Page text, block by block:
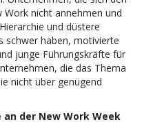
nicht annehmen und
und düstere
schwer haben, motivierte
junge Führungskräfte für
die das Thema
nicht über genügend
der New Work Week